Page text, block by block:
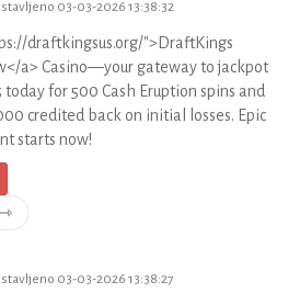
03-03-2026 13:38:32
draftkingsus.org/">DraftKings
a> Casino—your gateway to jackpot
today for 500 Cash Eruption spins and
credited back on initial losses. Epic
starts now!
⇾
03-03-2026 13:38:27